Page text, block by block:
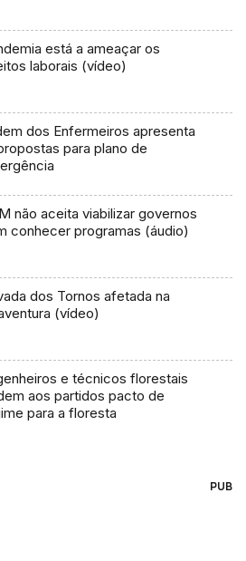
está a ameaçar os
laborais (vídeo)
dos Enfermeiros apresenta
para plano de
não aceita viabilizar governos
conhecer programas (áudio)
dos Tornos afetada na
(vídeo)
e técnicos florestais
aos partidos pacto de
para a floresta
PUB